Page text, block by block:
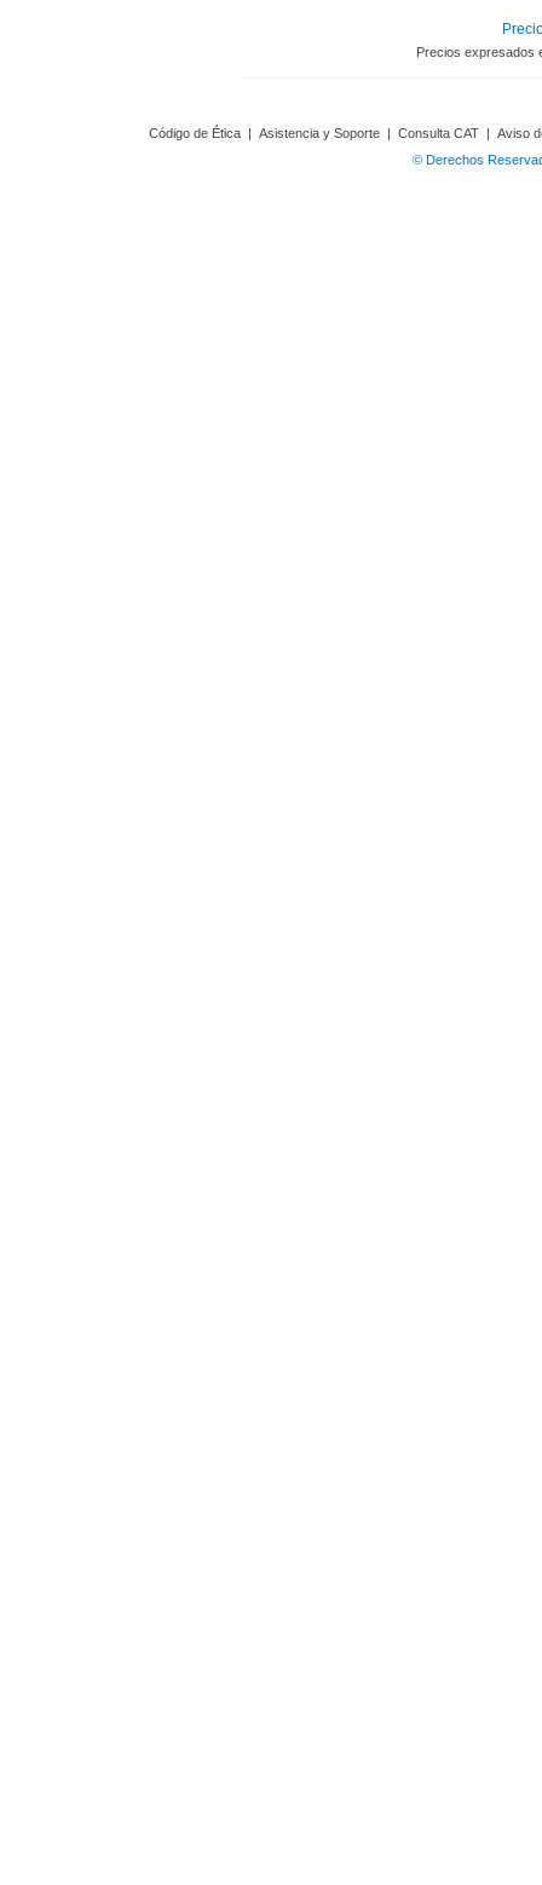
Precios expresados
Código de Ética | Asistencia y Soporte | Consulta CAT | Aviso
© Derechos